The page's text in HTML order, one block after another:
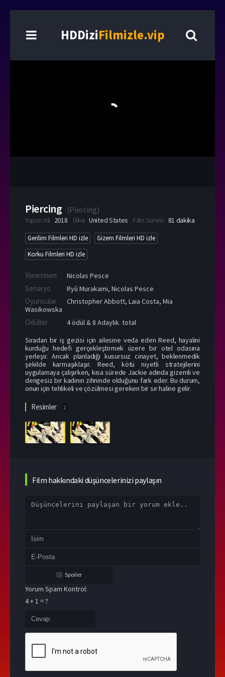
HDDiziFilmizle.vip
Piercing (Piercing)
Yapım Yılı 2018 Ülke United States Film Süresi 81 dakika
Gerilim Filmleri HD izle
Gizem Filmleri HD izle
Korku Filmleri HD izle
Yönetmen Nicolas Pesce
Senaryo Ryû Murakami, Nicolas Pesce
Oyuncular Christopher Abbott, Laia Costa, Mia
Wasikowska
Ödüller
4 ödül & 8 Adaylık. total
Sıradan bir iş gezisi için ailesine veda eden Reed, hayalini
kurduğu hedefi gerçekleştirmek üzere bir otel odasına
yerleşir. Ancak planladığı kusursuz cinayet, beklenmedik
şekilde karmaşıklaşır. Reed, kötü niyetli stratejilerini
uygulamaya çalışırken, kısa sürede Jackie adında gizemli ve
dengesiz bir kadının zihninde olduğunu fark eder. Bu durum,
onun için tehlikeli ve çözülmesi gereken bir sır haline gelir.
Resimler 2
Film hakkındaki düşüncelerinizi paylaşın
Spoiler
Yorum Spam Kontrol:
4 + 1 = ?